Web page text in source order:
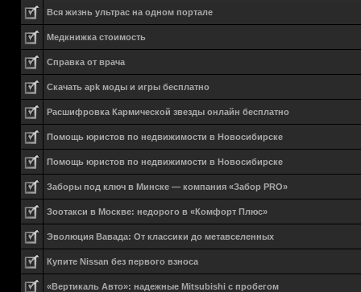
Вся жизнь ультрас на одном портале
Медкнижка стоимость
Справка от врача
Скачать apk моды и игры бесплатно
Расшифровка Кармической звезды онлайн бесплатно
Помощь юристов по недвижимости в Новосибирске
Помощь юристов по недвижимости в Новосибирске
Заборы под ключ в Минске — компания «Забор PRO»
Зоотакси в Москве: недорого в «Комфорт Плюс»
Эволюция Вавада: От классики до метавселенных
Купите Nissan без первого взноса
«Вертикаль Авто»: надежные Mitsubishi с пробегом